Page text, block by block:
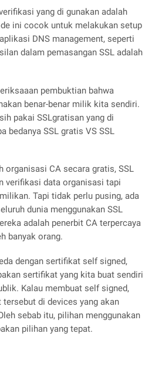
yang di gunakan adalah
ini cocok untuk melakukan setup
DNS management, seperti
dalam pemasangan SSL adalah
pembuktian bahwa
benar-benar milik kita sendiri.
pakai SSLgratisan yang di
bedanya SSL gratis VS SSL
organisasi CA secara gratis, SSL
verifikasi data organisasi tapi
Tapi tidak perlu pusing, ada
dunia menggunakan SSL
adalah penerbit CA terpercaya
banyak orang.
dengan sertifikat self signed,
sertifikat yang kita buat sendiri
Kalau membuat self signed,
di devices yang akan
sebab itu, pilihan menggunakan
pilihan yang tepat.